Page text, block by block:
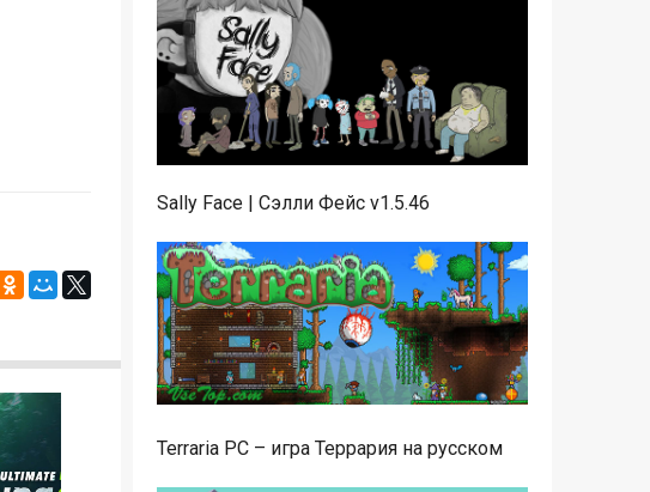
Sally Face | Сэлли Фейс v1.5.46
Terraria PC – игра Террария на русском